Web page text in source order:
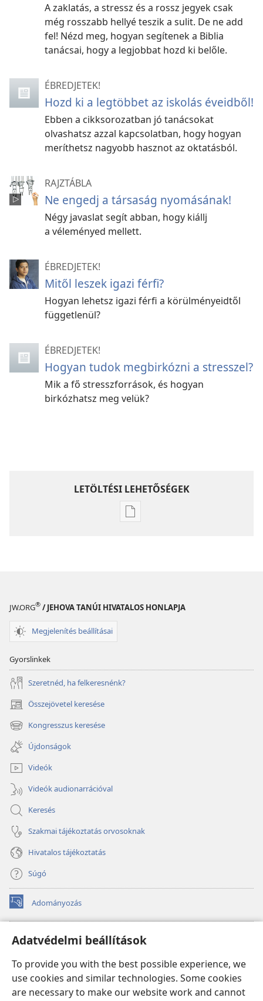
Adatvédelmi beállítások
To provide you with the best possible experience, we
use cookies and similar technologies. Some cookies
are necessary to make our website work and cannot
A zaklatás, a stressz és a rossz jegyek csak
még rosszabb hellyé teszik a sulit. De ne add
fel! Nézd meg, hogyan segítenek a Biblia
tanácsai, hogy a legjobbat hozd ki belőle.
ÉBREDJETEK!
Hozd ki a legtöbbet az iskolás éveidből!
Ebben a cikksorozatban jó tanácsokat
olvashatsz azzal kapcsolatban, hogy hogyan
meríthetsz nagyobb hasznot az oktatásból.
RAJZTÁBLA
Ne engedj a társaság nyomásának!
Négy javaslat segít abban, hogy kiállj
a véleményed mellett.
ÉBREDJETEK!
Mitől leszek igazi férfi?
Hogyan lehetsz igazi férfi a körülményeidtől
függetlenül?
ÉBREDJETEK!
Hogyan tudok megbirkózni a stresszel?
Mik a fő stresszforrások, és hogyan
birkózhatsz meg velük?
LETÖLTÉSI LEHETŐSÉGEK
Kiadványok
JW.ORG® / JEHOVA TANÚI HIVATALOS HONLAPJA
Megjelenítés beállításai
Gyorslinkek
Szeretnéd, ha felkeresnénk?
Összejövetel keresése
(opens
new
window)
Kongresszus keresése
(opens
new
window)
Újdonságok
Videók
Videók audionarrációval
Keresés
Szakmai tájékoztatás orvosoknak
Hivatalos tájékoztatás
Súgó
Adományozás
(opens
new
Őrtorony ONLINE KÖNYVTÁR
(opens
window)JW Hub
(opens
new
window)JW Library